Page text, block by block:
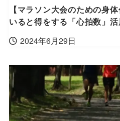
【マラソン大会のための身
いると得をする「心拍数」
2024年6月29日